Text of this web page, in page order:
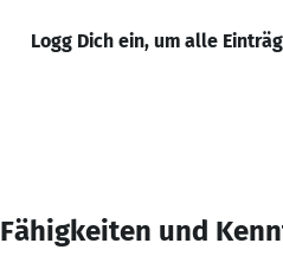
Logg Dich ein, um alle
Fähigkeiten und